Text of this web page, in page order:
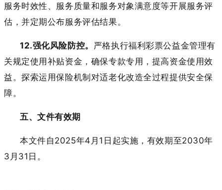
服务时效性、服务质量和服务对象满意度等开展服务评
估，并定期公布服务评估结果。
12.强化风险防控。 严格执行福利彩票公益金管理有
关规定使用补贴资金，确保专款专用，提高资金使用效
益。探索运用保险机制对适老化改造全过程提供安全保
障。
五、文件有效期
本文件自2025年4月1日起实施，有效期至2030年
3月31日。